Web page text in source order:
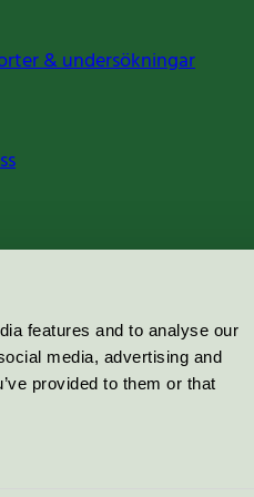
features and to analyse our
media, advertising and
provided to them or that
& undersökningar